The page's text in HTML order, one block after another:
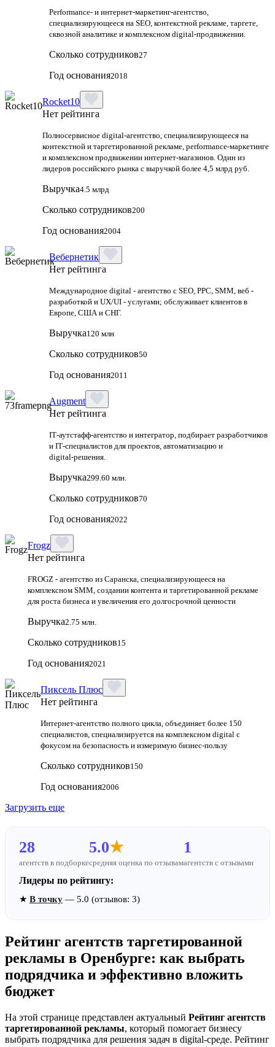
Performance‑ и интернет‑маркетинг‑агентство,
специализирующееся на SEO, контекстной рекламе, таргете,
сквозной аналитике и комплексном digital‑продвижении.
Сколько сотрудников27
Год основания2018
Rocket10
Нет рейтинга
Полносервисное digital-агентство, специализирующееся на
контекстной и таргетированной рекламе, performance-маркетинге
и комплексном продвижении интернет-магазинов. Один из
лидеров российского рынка с выручкой более 4,5 млрд руб.
Выручка4.5 млрд
Сколько сотрудников200
Год основания2004
Вебернетик
Нет рейтинга
Международное digital - агентство с SEO, PPC, SMM, веб -
разработкой и UX/UI - услугами; обслуживает клиентов в
Европе, США и СНГ.
Выручка120 млн
Сколько сотрудников50
Год основания2011
Augment
Нет рейтинга
IT‑аутстафф‑агентство и интегратор, подбирает разработчиков
и IT‑специалистов для проектов, автоматизацию и
digital‑решения.
Выручка299.60 млн.
Сколько сотрудников70
Год основания2022
Frogz
Нет рейтинга
FROGZ - агентство из Саранска, специализирующееся на
комплексном SMM, создании контента и таргетированной рекламе
для роста бизнеса и увеличения его долгосрочной ценности
Выручка2.75 млн.
Сколько сотрудников15
Год основания2021
Пиксель Плюс
Нет рейтинга
Интернет-агентство полного цикла, объединяет более 150
специалистов, специализируется на комплексном digital с
фокусом на безопасность и измеримую бизнес-пользу
Сколько сотрудников150
Год основания2006
Загрузить еще
28
агентств в подборке
5.0★
средняя оценка по отзывам
1
агентств с отзывами
Лидеры по рейтингу:
★ В точку — 5.0 (отзывов: 3)
Рейтинг агентств таргетированной
рекламы в Оренбурге: как выбрать
подрядчика и эффективно вложить
бюджет
На этой странице представлен актуальный Рейтинг агентств
таргетированной рекламы, который помогает бизнесу
выбрать подрядчика для решения задач в digital-среде. Рейтинг